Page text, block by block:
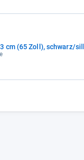
cm (65 Zoll), schwarz/